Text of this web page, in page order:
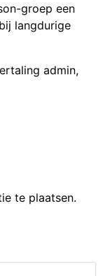
groep een
langdurige
admin,
te plaatsen.